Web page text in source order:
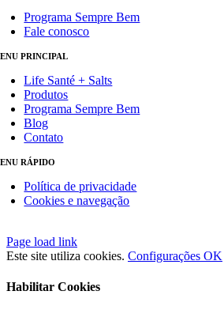
Programa Sempre Bem
Fale conosco
PRINCIPAL
Life Santé + Salts
Produtos
Programa Sempre Bem
Blog
Contato
RÁPIDO
Política de privacidade
Cookies e navegação
Close
Sliding
Area
Page load link
Este site utiliza cookies. Configurações OK
Habilitar Cookies